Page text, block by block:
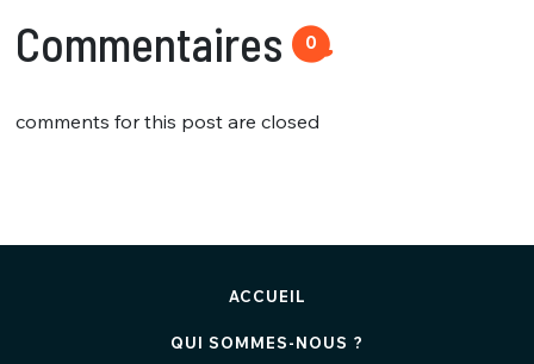
Commentaires 0
comments for this post are closed
ACCUEIL
QUI SOMMES-NOUS ?